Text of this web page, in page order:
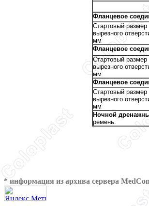
Фланцевое
Стартовый размер
вырезного
мм
Фланцевое
Стартовый размер
вырезного
мм
Фланцевое
Стартовый размер
вырезного
мм
Ночной
ремень.
* информация из архива сервера